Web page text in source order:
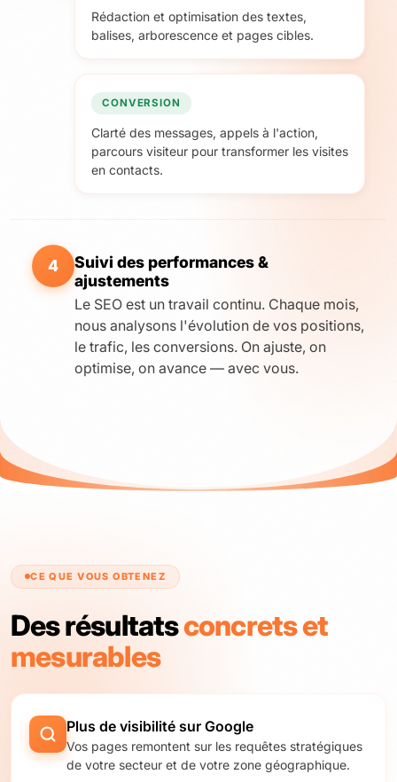
Rédaction et optimisation des textes,
balises, arborescence et pages cibles.
CONVERSION
Clarté des messages, appels à l'action,
parcours visiteur pour transformer les visites
en contacts.
4
Suivi des performances &
ajustements
Le SEO est un travail continu. Chaque mois,
nous analysons l'évolution de vos positions,
le trafic, les conversions. On ajuste, on
optimise, on avance — avec vous.
CE QUE VOUS OBTENEZ
Des résultatsconcrets et
mesurables
Plus de visibilité sur Google
Vos pages remontent sur les requêtes stratégiques
de votre secteur et de votre zone géographique.